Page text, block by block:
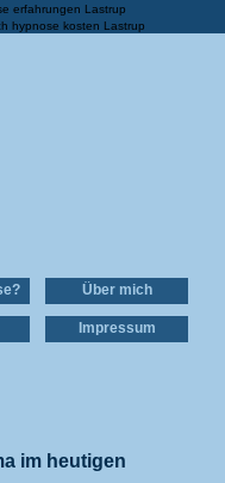
erfahrungen Lastrup
hypnose kosten Lastrup
Über mich
Impressum
im heutigen